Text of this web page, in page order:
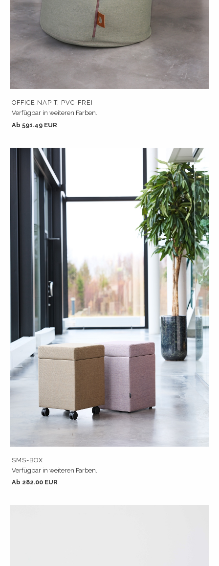
OFFICE NAP T, PVC-FREI
Verfügbar in weiteren Farben.
Ab 591.49 EUR
SMS-BOX
Verfügbar in weiteren Farben.
Ab 282.00 EUR